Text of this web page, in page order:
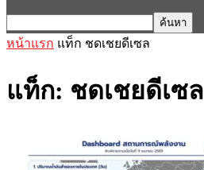
หน้าแรก แท็ก ชดเชยดีเซล
แท็ก: ชดเชยดีเซล